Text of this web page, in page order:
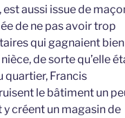
aussi issue de
de ne pas avoir trop
qui gagnaient bien
de sorte qu’elle
quartier, Francis
le bâtiment un
y créent un magasin de